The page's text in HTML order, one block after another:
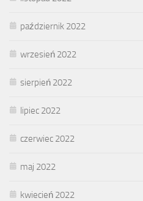
październik 2022
wrzesień 2022
sierpień 2022
lipiec 2022
czerwiec 2022
maj 2022
kwiecień 2022